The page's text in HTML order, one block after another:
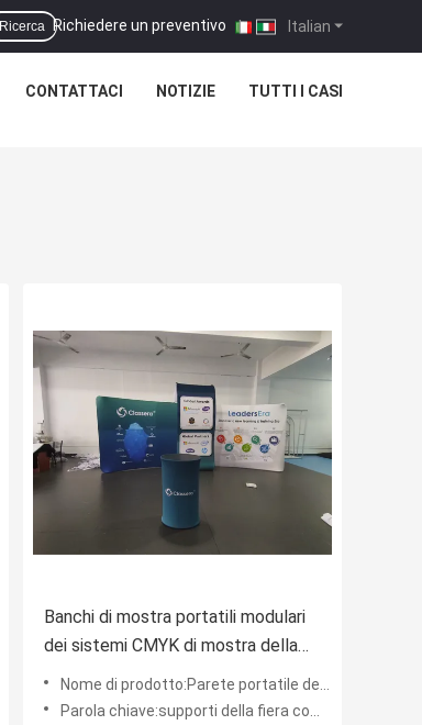
Italian
Richiedere un preventivo |
Ricerca
CONTATTACI NOTIZIE TUTTI I CASI
Banchi di mostra portatili modulari
dei sistemi CMYK di mostra della
fase della fiera commerciale per le
mostre
Nome di prodotto:Parete portatile della fiera commerciale del tessuto del contesto di conferenza stampa di nozze dell
Parola chiave:supporti della fiera commerciale